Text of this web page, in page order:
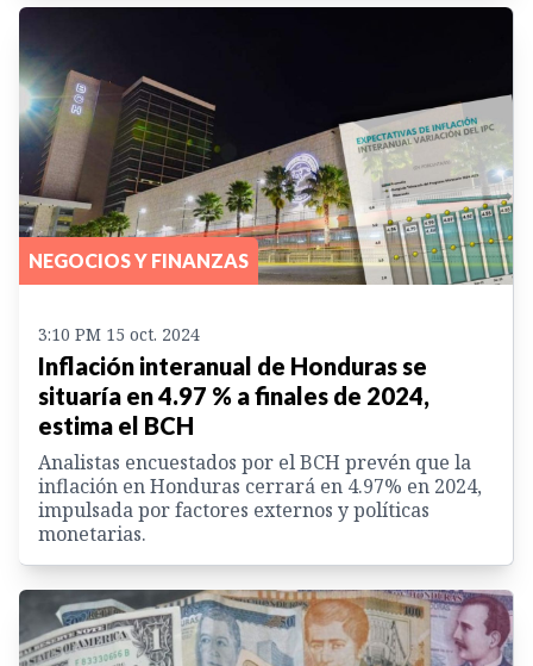
NEGOCIOS Y FINANZAS
3:10 PM 15 oct. 2024
Inflación interanual de Honduras se
situaría en 4.97 % a finales de 2024,
estima el BCH
Analistas encuestados por el BCH prevén que la
inflación en Honduras cerrará en 4.97% en 2024,
impulsada por factores externos y políticas
monetarias.